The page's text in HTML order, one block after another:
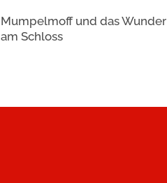
Mumpelmoff und das Wunder
am Schloss